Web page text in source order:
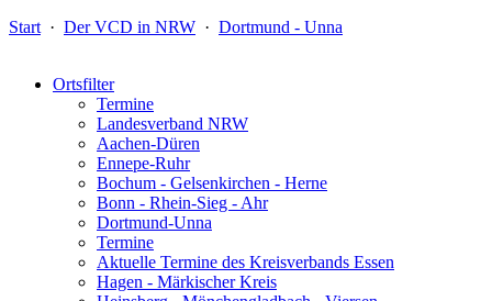
Start · Der VCD in NRW · Dortmund - Unna
Ortsfilter
Termine
Landesverband NRW
Aachen-Düren
Ennepe-Ruhr
Bochum - Gelsenkirchen - Herne
Bonn - Rhein-Sieg - Ahr
Dortmund-Unna
Termine
Aktuelle Termine des Kreisverbands Essen
Hagen - Märkischer Kreis